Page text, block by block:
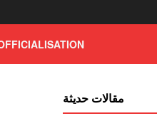
مقالات حديثة